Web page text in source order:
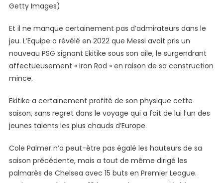
Getty Images)
Et il ne manque certainement pas d’admirateurs dans le
jeu. L’Equipe a révélé en 2022 que Messi avait pris un
nouveau PSG signant Ekitike sous son aile, le surgendrant
affectueusement « Iron Rod » en raison de sa construction
mince.
Ekitike a certainement profité de son physique cette
saison, sans regret dans le voyage qui a fait de lui l’un des
jeunes talents les plus chauds d’Europe.
Cole Palmer n’a peut-être pas égalé les hauteurs de sa
saison précédente, mais a tout de même dirigé les
palmarès de Chelsea avec 15 buts en Premier League.